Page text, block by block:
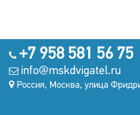
+7 958 581 56 75
info@mskdvigatel.ru
Россия, Москва, улица